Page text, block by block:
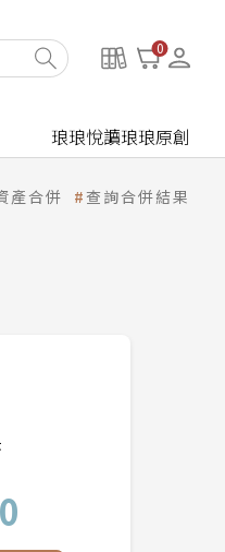
0
琅琅悅讀琅琅原創
產合併 查詢合併結果